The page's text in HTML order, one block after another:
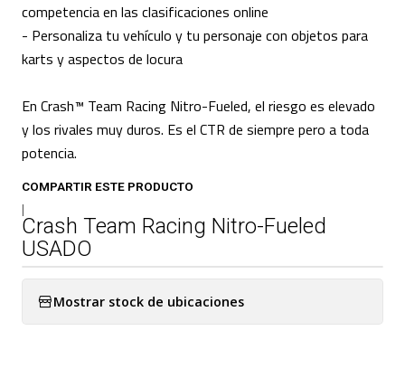
competencia en las clasificaciones online
- Personaliza tu vehículo y tu personaje con objetos para
karts y aspectos de locura
En Crash™ Team Racing Nitro-Fueled, el riesgo es elevado
y los rivales muy duros. Es el CTR de siempre pero a toda
potencia.
COMPARTIR ESTE PRODUCTO
|
Crash Team Racing Nitro-Fueled
USADO
Mostrar stock de ubicaciones